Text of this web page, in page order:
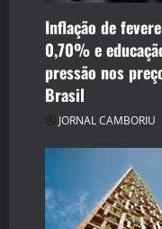
Inflação de
0,70% e
pressão nos
Brasil
JORNAL CAMBORIU